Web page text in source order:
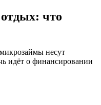
что
несут
идёт о финансировании